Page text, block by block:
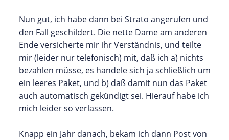
Nun gut, ich habe dann bei Strato angerufen und
den Fall geschildert. Die nette Dame am anderen
Ende versicherte mir ihr Verständnis, und teilte
mir (leider nur telefonisch) mit, daß ich a) nichts
bezahlen müsse, es handele sich ja schließlich um
ein leeres Paket, und b) daß damit nun das Paket
auch automatisch gekündigt sei. Hierauf habe ich
mich leider so verlassen.
Knapp ein Jahr danach, bekam ich dann Post von